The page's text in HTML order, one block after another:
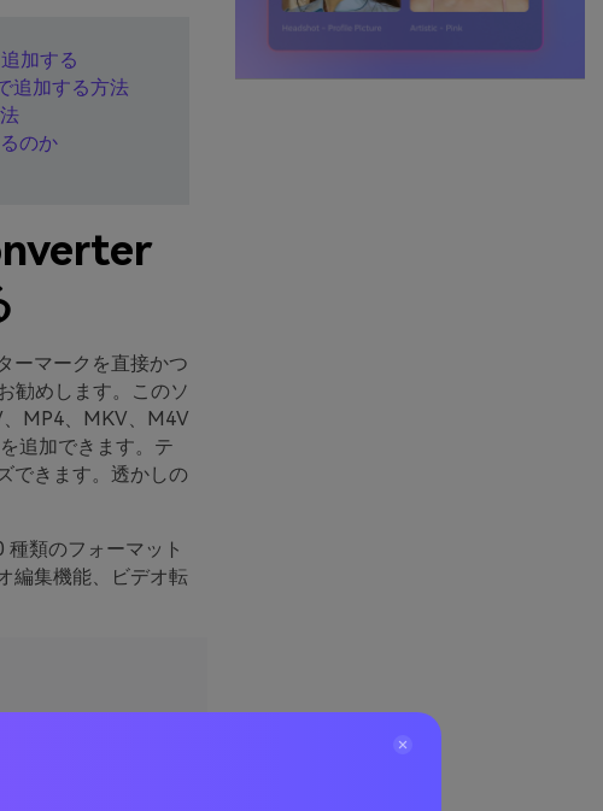
加する
追加する方法
のか
ーマークを直接かつ
勧めします。このソ
MP4、MKV、M4V
追加できます。テ
できます。透かしの
類のフォーマット
編集機能、ビデオ転